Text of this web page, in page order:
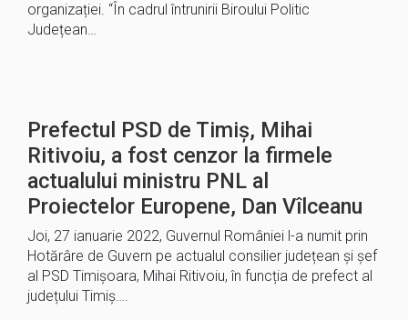
organizației. “În cadrul întrunirii Biroului Politic
Județean…
Prefectul PSD de Timiș, Mihai
Ritivoiu, a fost cenzor la firmele
actualului ministru PNL al
Proiectelor Europene, Dan Vîlceanu
Joi, 27 ianuarie 2022, Guvernul României l-a numit prin
Hotărâre de Guvern pe actualul consilier județean și șef
al PSD Timișoara, Mihai Ritivoiu, în funcția de prefect al
județului Timiș….